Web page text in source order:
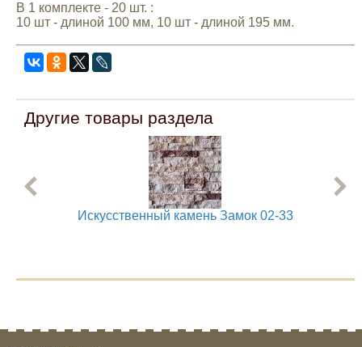
В 1 комплекте - 20 шт. :
10 шт - длиной 100 мм, 10 шт - длиной 195 мм.
Другие товары раздела
Искусственный камень Замок 02-33
Suzuki
Toyota
Volkswagen
Дополнительные товары